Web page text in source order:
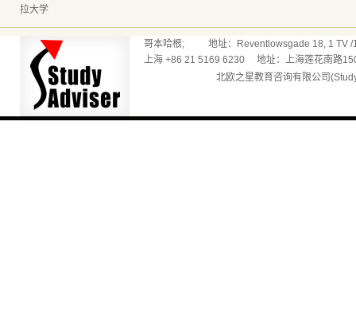
拉大学
哥本哈根; 地址：Reventlowsgade 18, 1 TV /
上海 +86 21 5169 6230 地址：上海莲花南路
北欧之星教育咨询有限公司